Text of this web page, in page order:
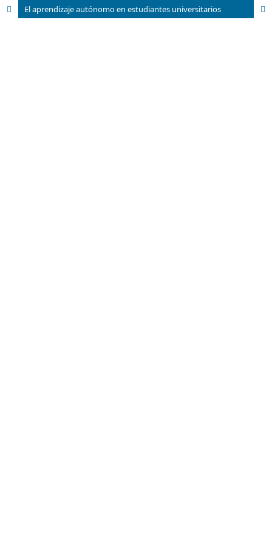
El aprendizaje autónomo en estudiantes universitarios